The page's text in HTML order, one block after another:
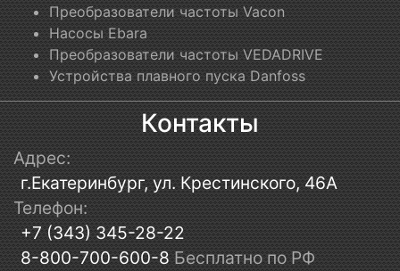
Преобразователи частоты Vacon
Насосы Ebara
Преобразователи частоты VEDADRIVE
Устройства плавного пуска Danfoss
Контакты
Адрес:
г.Екатеринбург, ул. Крестинского, 46А
Телефон:
+7 (343) 345-28-22
8-800-700-600-8 Бесплатно по РФ